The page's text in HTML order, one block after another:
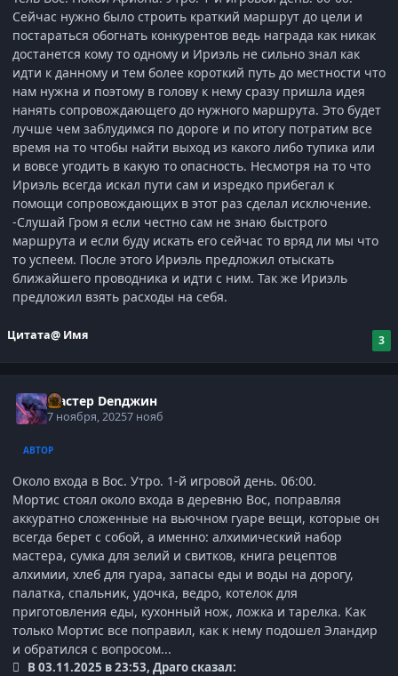
Сейчас нужно было строить краткий маршрут до цели и
постараться обогнать конкурентов ведь награда как никак
достанется кому то одному и Ириэль не сильно знал как
идти к данному и тем более короткий путь до местности что
нам нужна и поэтому в голову к нему сразу пришла идея
нанять сопровождающего до нужного маршрута. Это будет
лучше чем заблудимся по дороге и по итогу потратим все
время на то чтобы найти выход из какого либо тупика или
и вовсе угодить в какую то опасность. Несмотря на то что
Ириэль всегда искал пути сам и изредко прибегал к
помощи сопровождающих в этот раз сделал исключение.
-Слушай Гром я если честно сам не знаю быстрого
маршрута и если буду искать его сейчас то вряд ли мы что
то успеем. После этого Ириэль предложил отыскать
ближайшего проводника и идти с ним. Так же Ириэль
предложил взять расходы на себя.
Цитата@ Имя 3
Мастер Denджин
7 ноября, 20257 нояб
АВТОР
Около входа в Вос. Утро. 1-й игровой день. 06:00.
‎Мортис стоял около входа в деревню Вос, поправляя
аккуратно сложенные на вьючном гуаре вещи, которые он
всегда берет с собой, а именно: алхимический набор
мастера, сумка для зелий и свитков, книга рецептов
алхимии, хлеб для гуара, запасы еды и воды на дорогу,
палатка, спальник, удочка, ведро, котелок для
приготовления еды, кухонный нож, ложка и тарелка. Как
только Мортис все поправил, как к нему подошел Эландир
и обратился с вопросом...
В 03.11.2025 в 23:53, Драго сказал: